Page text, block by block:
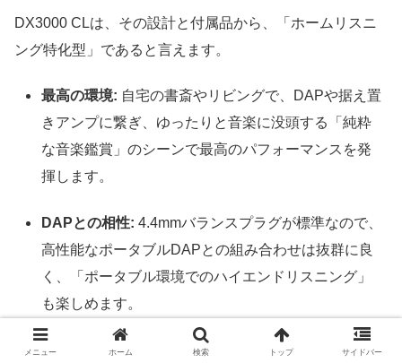
DX3000 CLは、その設計と付属品から、「ホームリスニ
ング特化型」であると言えます。
最高の環境: 自宅の書斎やリビングで、DAPや据え置
きアンプに繋ぎ、ゆったりと音楽に没頭する「純粋
な音楽鑑賞」のシーンで最高のパフォーマンスを発
揮します。
DAPとの相性: 4.4mmバランスプラグが標準なので、
高性能なポータブルDAPとの組み合わせは抜群に良
く、「ポータブル環境でのハイエンドリスニング」
も楽しめます。
プロ用途: その高い解像度と正確な音場再現性から、
メニュー ホーム 検索 トップ サイドバー